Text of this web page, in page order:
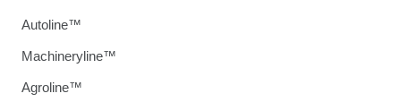
Autoline™
Machineryline™
Agroline™